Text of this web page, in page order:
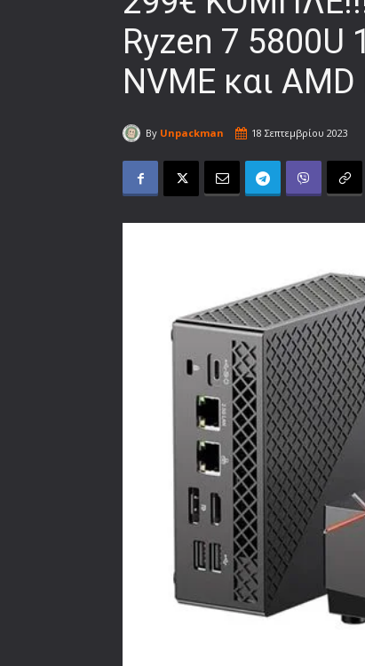
Ryzen 7 5800U
NVME και
By Unpackman 18 Σεπτεμβρίου 2023